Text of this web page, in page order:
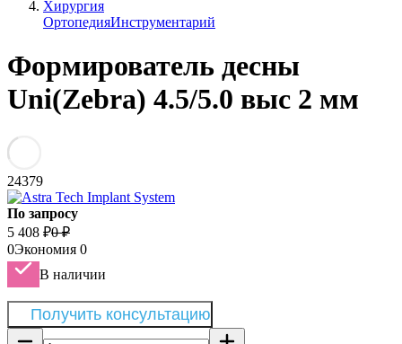
Хирургия
ОртопедияИнструментарий
Формирователь десны
Uni(Zebra) 4.5/5.0 выс 2 мм
24379
По запросу
5 408 ₽0 ₽
0Экономия 0
В наличии
Получить консультацию